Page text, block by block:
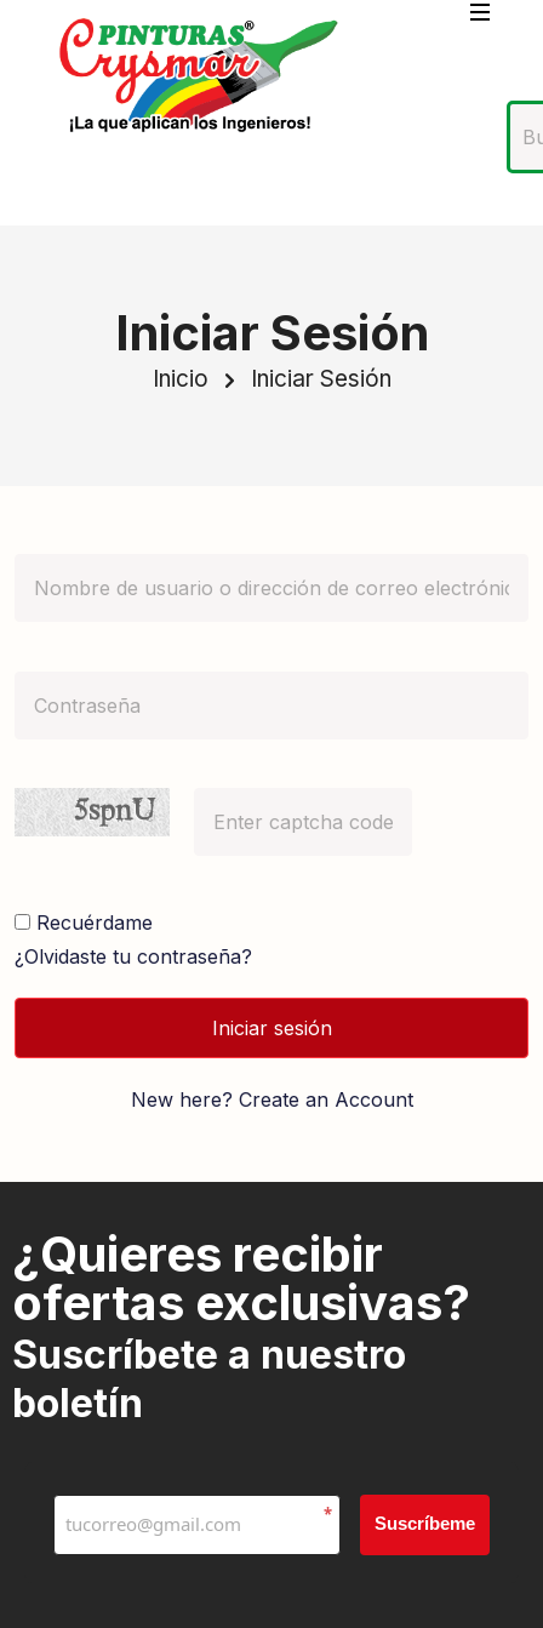
Iniciar Sesión
Inicio Iniciar Sesión
Recuérdame
¿Olvidaste tu contraseña?
Iniciar sesión
New here? Create an Account
¿Quieres recibir
ofertas exclusivas?
Suscríbete a nuestro
boletín
* Suscríbeme